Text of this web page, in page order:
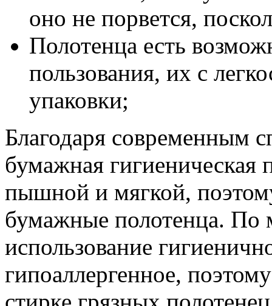
оно не порвется,
Полотенца есть
пользования, их с
упаковки;
Благодаря современным
бумажная гигиеническая
пышной и мягкой,
бумажные полотенца. По
использование
гипоаллергенное,